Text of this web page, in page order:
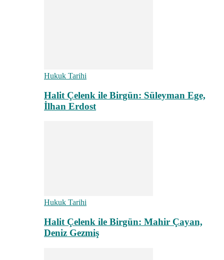
Hukuk Tarihi
Halit Çelenk ile Birgün: Süleyman Ege,
İlhan Erdost
Hukuk Tarihi
Halit Çelenk ile Birgün: Mahir Çayan,
Deniz Gezmiş